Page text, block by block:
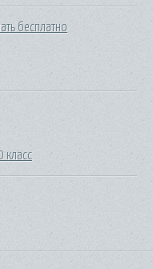
бесплатно
класс